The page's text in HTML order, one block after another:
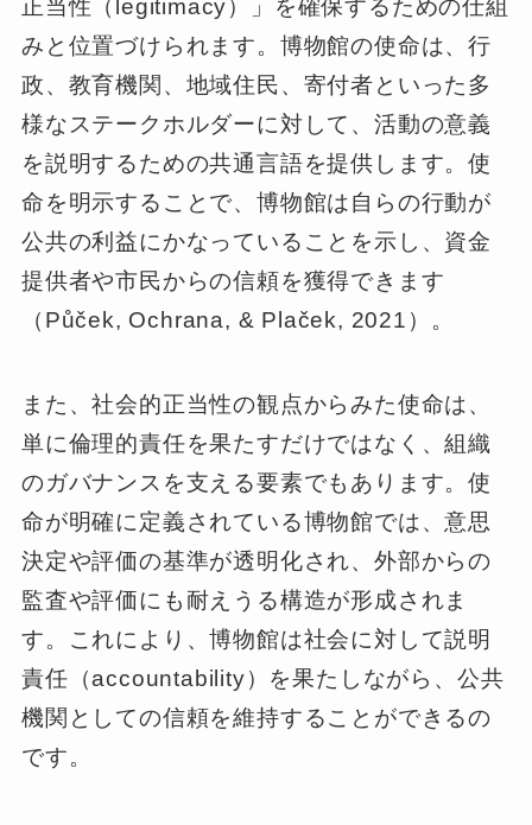
正当性（legitimacy）」を確保するための仕組
みと位置づけられます。博物館の使命は、行
政、教育機関、地域住民、寄付者といった多
様なステークホルダーに対して、活動の意義
を説明するための共通言語を提供します。使
命を明示することで、博物館は自らの行動が
公共の利益にかなっていることを示し、資金
提供者や市民からの信頼を獲得できます
（Půček, Ochrana, & Plaček, 2021）。
また、社会的正当性の観点からみた使命は、
単に倫理的責任を果たすだけではなく、組織
のガバナンスを支える要素でもあります。使
命が明確に定義されている博物館では、意思
決定や評価の基準が透明化され、外部からの
監査や評価にも耐えうる構造が形成されま
す。これにより、博物館は社会に対して説明
責任（accountability）を果たしながら、公共
機関としての信頼を維持することができるの
です。